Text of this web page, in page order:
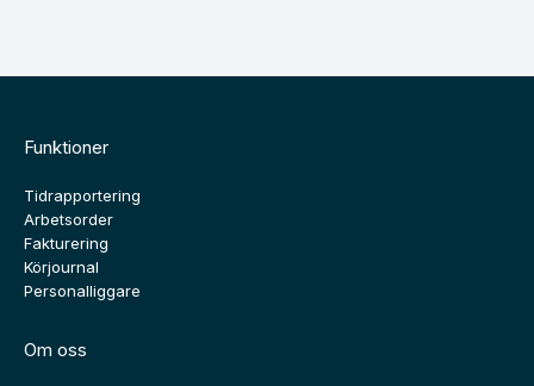
Funktioner
Tidrapportering
Arbetsorder
Fakturering
Körjournal
Personalliggare
Om oss